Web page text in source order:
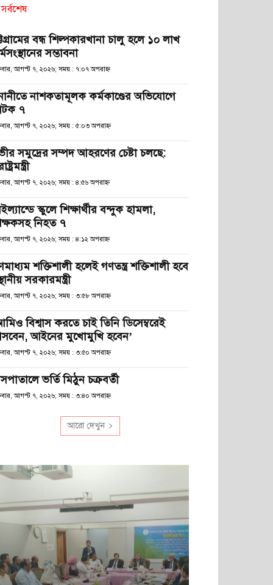
সর্বশেষ
বন্ধ শিল্পকারখানা চালু হলে ১০ লাখ
সম্ভাবনা
আগস্ট ৭, ২০২৬; সময় : ৭:০৭ অপরাহ্ণ
নাশকতামূলক কর্মকাণ্ডের অভিযোগে
৭
আগস্ট ৭, ২০২৬; সময় : ৫:০৩ অপরাহ্ণ
সমুদ্রের সম্পদ আহরণের চেষ্টা চলছে:
আগস্ট ৭, ২০২৬; সময় : ৪:৫৬ অপরাহ্ণ
স্কুলে শিক্ষার্থীর বন্দুক হামলা,
নিহত ৭
আগস্ট ৭, ২০২৬; সময় : ৪:১২ অপরাহ্ণ
শক্তিশালী হলেই গণতন্ত্র শক্তিশালী হবে
সরকারমন্ত্রী
আগস্ট ৭, ২০২৬; সময় : ৩:৫৮ অপরাহ্ণ
বিশ্বাস করতে চাই তিনি ডিসেম্বরেই
আইনের মুখোমুখি হবেন’
আগস্ট ৭, ২০২৬; সময় : ৩:৫০ অপরাহ্ণ
ভর্তি মিঠুন চক্রবর্তী
আগস্ট ৭, ২০২৬; সময় : ৩:৪০ অপরাহ্ণ
আরো দেখুন